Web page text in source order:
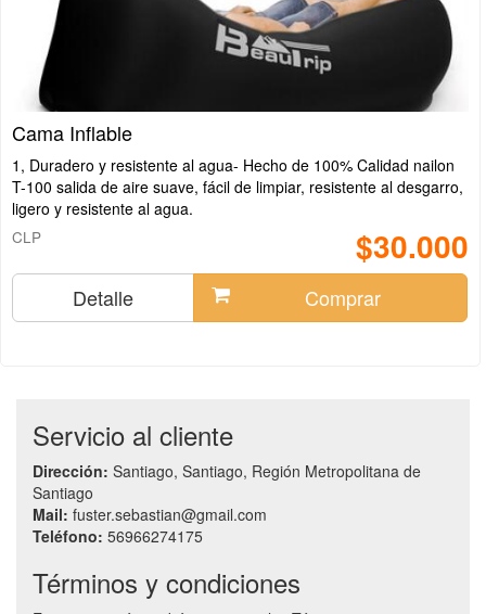
Cama Inflable
1, Duradero y resistente al agua- Hecho de 100% Calidad nailon
T-100 salida de aire suave, fácil de limpiar, resistente al desgarro,
ligero y resistente al agua.
$30.000
CLP
Detalle Comprar
Servicio al cliente
Dirección: Santiago, Santiago, Región Metropolitana de
Santiago
Mail: fuster.sebastian@gmail.com
Teléfono: 56966274175
Términos y condiciones